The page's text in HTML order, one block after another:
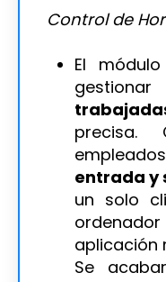
Control de
El módulo
gestionar
precisa.
entrada y
un solo
aplicación
Se